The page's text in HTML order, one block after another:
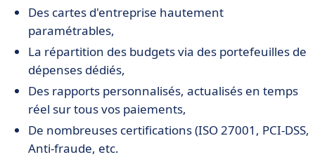
Des cartes d'entreprise hautement
paramétrables,
La répartition des budgets via des portefeuilles de
dépenses dédiés,
Des rapports personnalisés, actualisés en temps
réel sur tous vos paiements,
De nombreuses certifications (ISO 27001, PCI-DSS,
Anti-fraude, etc.